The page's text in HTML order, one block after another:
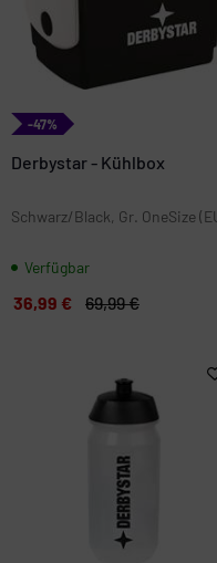
-47%
Derbystar - Kühlbox
Schwarz/Black, Gr. OneSize
Verfügbar
36,99 € 69,99 €